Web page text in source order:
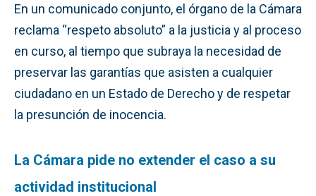
En un comunicado conjunto, el órgano de la Cámara
reclama “respeto absoluto” a la justicia y al proceso
en curso, al tiempo que subraya la necesidad de
preservar las garantías que asisten a cualquier
ciudadano en un Estado de Derecho y de respetar
la presunción de inocencia.
La Cámara pide no extender el caso a su
actividad institucional